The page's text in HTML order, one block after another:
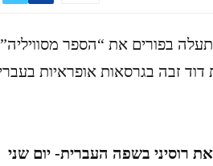
בפורים את “הספר
זבה בגרסאות אופראיות
בשפה העברית- יום שני 6.3.23 שעה 10:30